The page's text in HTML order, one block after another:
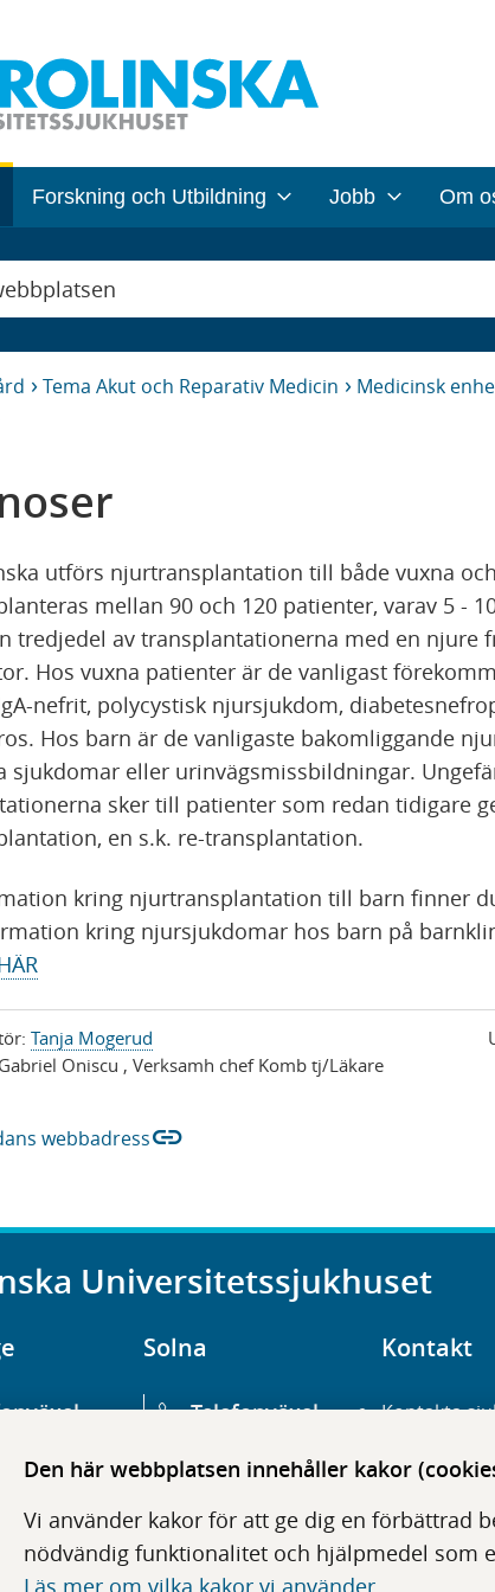
Den här webbplatsen innehåller kakor
Vi använder kakor för att ge dig en förbättrad
nödvändig funktionalitet och hjälpmedel som
Läs mer om vilka kakor vi använder
Forskning och Utbildning Jobb Om
Tema Akut och Reparativ Medicin Medicinsk
utförs njurtransplantation till både vuxna
mellan 90 och 120 patienter, varav 5 -
tredjedel av transplantationerna med en njure
Hos vuxna patienter är de vanligast
nefrit, polycystisk njursjukdom,
Hos barn är de vanligaste bakomliggande
sjukdomar eller urinvägsmissbildningar.
sker till patienter som redan tidigare
en s.k. re-transplantation.
kring njurtransplantation till barn finner
kring njursjukdomar hos barn på
Tanja Mogerud
Gabriel Oniscu , Verksamh chef Komb tj/Läkare
webbadresslink
Universitetssjukhuset
13
Solna
Telefonväxel
Huvudentré
Eugeniavägen 3
Kontakt
Kontakta
Hitta hit
Press